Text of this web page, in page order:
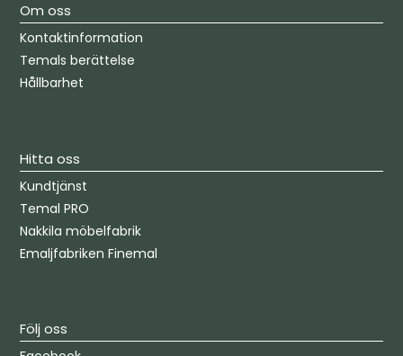
Om oss
Kontaktinformation
Temals berättelse
Hållbarhet
Hitta oss
Kundtjänst
Temal PRO
Nakkila möbelfabrik
Emaljfabriken Finemal
Följ oss